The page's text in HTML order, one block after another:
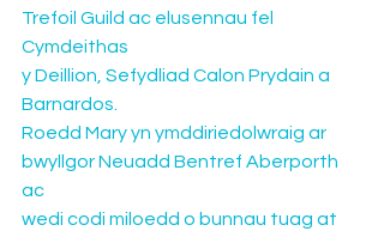
Trefoil Guild ac elusennau fel
Cymdeithas
y Deillion, Sefydliad Calon Prydain a
Barnardos.
Roedd Mary yn ymddiriedolwraig ar
bwyllgor Neuadd Bentref Aberporth
ac
wedi codi miloedd o bunnau tuag at